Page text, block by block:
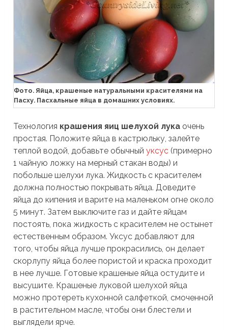
Фото. Яйца, крашеные натуральными красителями на
Пасху. Пасхальные яйца в домашних условиях.
Технология крашения яиц шелухой лука очень
простая. Положите яйца в кастрюльку, залейте
теплой водой, добавьте обычныйуксус (примерно
1 чайную ложку на мерный стакан воды) и
побольше шелухи лука. Жидкость с красителем
должна полностью покрывать яйца. Доведите
яйца до кипения и варите на маленьком огне около
5 минут. Затем выключите газ и дайте яйцам
постоять, пока жидкость с красителем не остынет
естественным образом. Уксус добавляют для
того, чтобы яйца лучше прокрасились, он делает
скорлупу яйца более пористой и краска проходит
в нее лучше. Готовые крашеные яйца остудите и
высушите. Крашеные луковой шелухой яйца
можно протереть кухонной салфеткой, смоченной
в растительном масле, чтобы они блестели и
выглядели ярче.